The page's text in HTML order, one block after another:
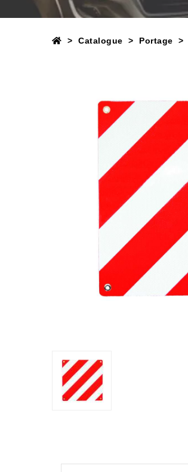
Catalogue Portage